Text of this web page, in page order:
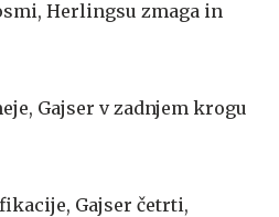
Herlingsu zmaga in
Gajser v zadnjem krogu
Gajser četrti,